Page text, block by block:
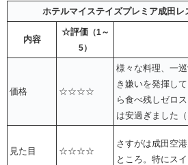
ホテルマイステイズプレミア成田レ
内容
☆評価（1～
5）
価格 ☆☆☆☆
様々な料理、一
き嫌いを発揮し
ら食べ残しゼロ
は安過ぎました（
見た目 ☆☆☆☆
さすがは成田空
ところ。特にス